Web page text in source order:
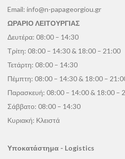
Email: info@n-papageorgiou.gr
ΩΡΑΡΙΟ ΛΕΙΤΟΥΡΓΙΑΣ
Δευτέρα: 08:00 – 14:30
Τρίτη: 08:00 – 14:30 & 18:00 – 21:00
Τετάρτη: 08:00 – 14:30
Πέμπτη: 08:00 – 14:30 & 18:00 –
Παρασκευή: 08:00 – 14:00 & 18:00 –
Σάββατο: 08:00 – 14:30
Κυριακή: Κλειστά
Υποκατάστημα - Logistics